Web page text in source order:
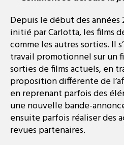
​Depuis le début des
initié par Carlotta​, les films
comme les autres sorties. Il
travail promotionnel sur un
sorties de films actuels, en
proposition différente de
en reprenant parfois des
une nouvelle bande-
ensuite parfois réaliser des
revues partenaires​.